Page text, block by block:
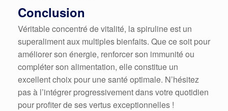
Conclusion
Véritable concentré de vitalité, la spiruline est un
superaliment aux multiples bienfaits. Que ce soit pour
améliorer son énergie, renforcer son immunité ou
compléter son alimentation, elle constitue un
excellent choix pour une santé optimale. N’hésitez
pas à l’intégrer progressivement dans votre quotidien
pour profiter de ses vertus exceptionnelles !